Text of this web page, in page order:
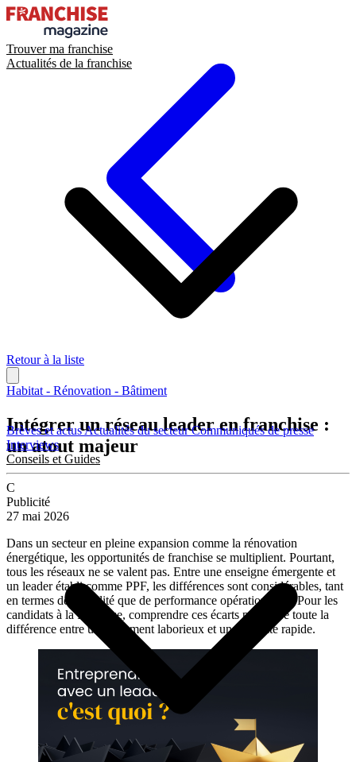
Trouver ma franchise
Actualités de la franchise
Brèves et actusActualités du secteurCommuniqués de presse
Interviews
Conseils et Guides
Retour à la liste
Habitat - Rénovation - Bâtiment
Intégrer un réseau leader en franchise :
un atout majeur
C
Publicité
27 mai 2026
Dans un secteur en pleine expansion comme la rénovation
énergétique, les opportunités de franchise se multiplient. Pourtant,
tous les réseaux ne se valent pas. Entre une enseigne émergente et
un leader établi comme PPF, les différences sont considérables, tant
en termes de visibilité que de performance opérationnelle. Pour les
candidats à la franchise, comprendre ces écarts peut faire toute la
différence entre un lancement laborieux et une réussite rapide.